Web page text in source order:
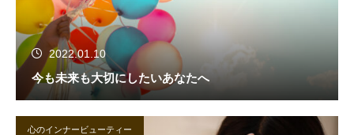
2022.01.10
今も未来も大切にしたいあなたへ
心のインナービューティー